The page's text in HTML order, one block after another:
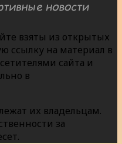
взяты из открытых
ссылку на материал в
сайта и
в
их владельцам.
за